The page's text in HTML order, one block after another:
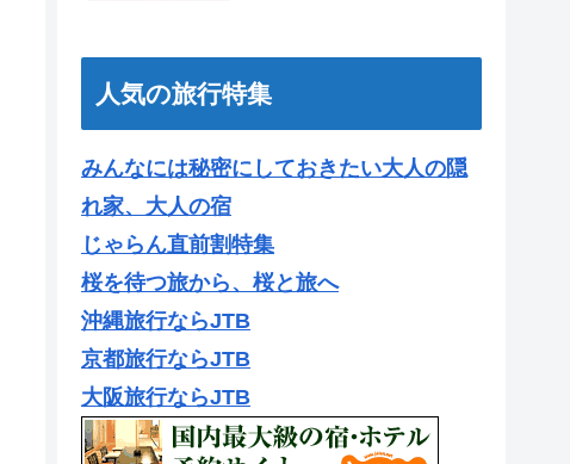
人気の旅行特集
みんなには秘密にしておきたい大人の隠
れ家、大人の宿
じゃらん直前割特集
桜を待つ旅から、桜と旅へ
沖縄旅行ならJTB
京都旅行ならJTB
大阪旅行ならJTB